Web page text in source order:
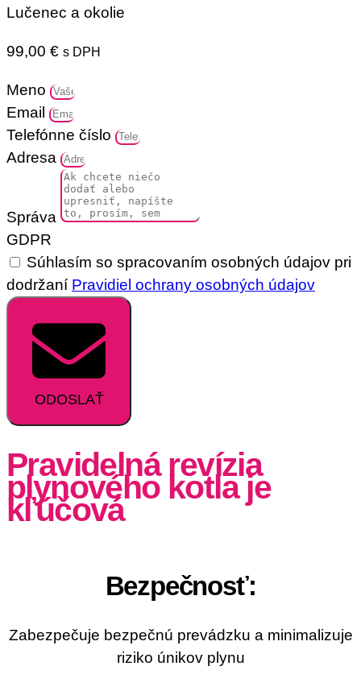
Lučenec a okolie
99,00 € s DPH
Meno
Email
Telefónne číslo
Adresa
Správa
GDPR
Súhlasím so spracovaním osobných údajov pri
dodržaní Pravidiel ochrany osobných údajov
ODOSLAŤ
Pravidelná revízia
plynového kotla je
kľúčová
Bezpečnosť:
Zabezpečuje bezpečnú prevádzku a minimalizuje
riziko únikov plynu